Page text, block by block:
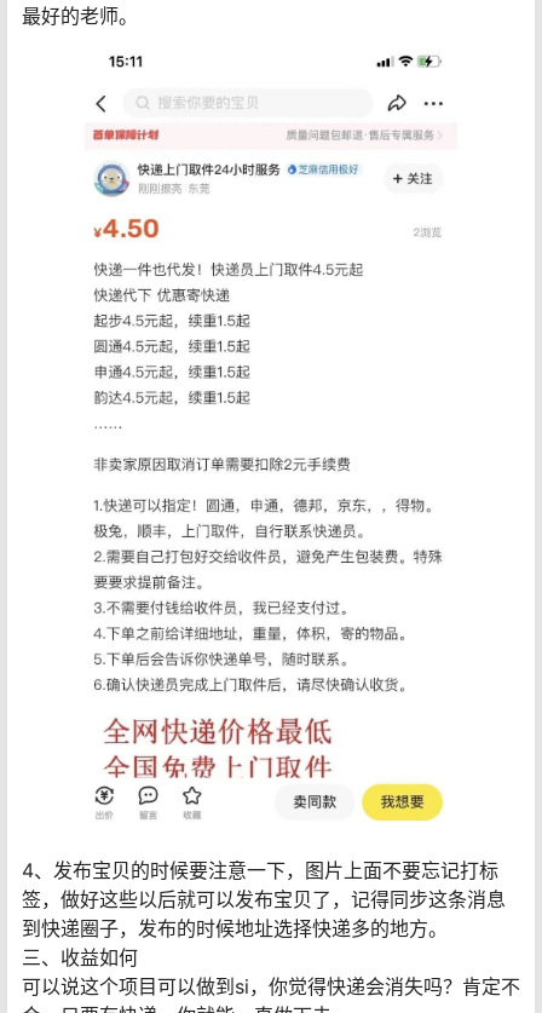
最好的老师。
4、发布宝贝的时候要注意一下，图片上面不要忘记打标
签，做好这些以后就可以发布宝贝了，记得同步这条消息
到快递圈子，发布的时候地址选择快递多的地方。
三、收益如何
可以说这个项目可以做到si，你觉得快递会消失吗？肯定不